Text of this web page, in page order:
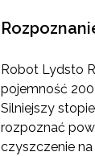
Robot Lydsto
pojemność
Silniejszy
rozpoznać
czyszczenie